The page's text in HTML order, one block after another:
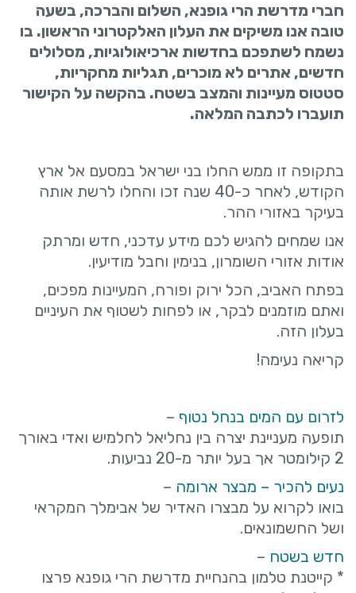
חברי מדרשת הרי גופנא, השלום והברכה, בשעה
טובה אנו משיקים את העלון האלקטרוני הראשון. בו
נשמח לשתפכם בחדשות ארכיאולוגיות, מסלולים
חדשים, אתרים לא מוכרים, תגליות מחקריות,
סטטוס מעיינות והמצב בשטח. בהקשה על הקישור
תועברו לכתבה המלאה.
בתקופה זו ממש החלו בני ישראל במסעם אל ארץ
הקודש, לאחר כ-40 שנה זכו והחלו לרשת אותה
בעיקר באזורי ההר.
אנו שמחים להגיש לכם מידע עדכני, חדש ומרתק
אודות אזורי השומרון, בנימין וחבל מודיעין.
בפתח האביב, הכל ירוק ופורח, המעיינות מפכים,
ואתם מוזמנים לבקר, או לפחות לשטוף את העיניים
בעלון הזה.
קריאה נעימה!
לזרום עם המים בנחל נטוף –
תופעה מעניינת יצרה בין נחליאל לחלמיש ואדי באורך
2 קילומטר אך בעל יותר מ-20 נביעות.
נעים להכיר – מבצר ארומה –
בואו לקרוא על מבצרו האדיר של אבימלך המקראי
ושל החשמונאים.
חדש בשטח –
* קייטנת טלמון בהנחיית מדרשת הרי גופנא פרצו